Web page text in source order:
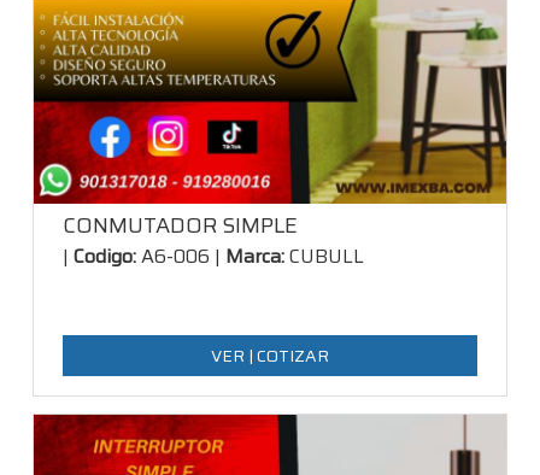
CONMUTADOR SIMPLE
| Codigo:A6-006 | Marca:CUBULL